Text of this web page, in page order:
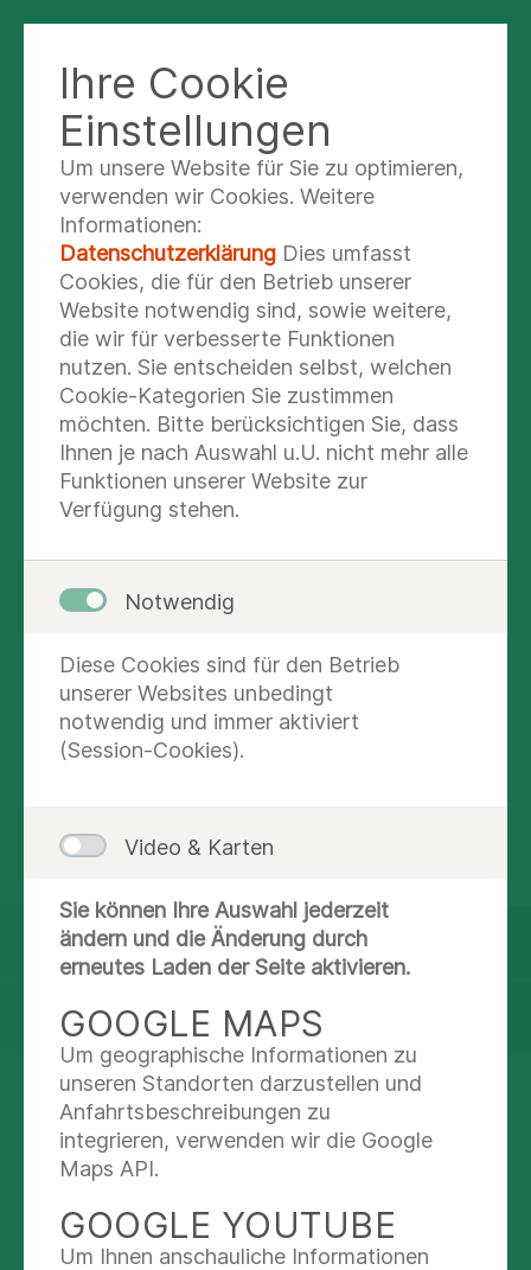
KATHARINA-SCHROTH-KLINIK BAD
SOBERNHEIM
Zuzahlung &
Kostenübernahme
Für die Behandlung in unserer Klinik benötigen
wir einen genehmigten Rehabilitationsantrag der
Deutschen Rentenversicherung oder der
gesetzlichen Krankenversicherung. Sie können
aber auch als Selbstzahler eine entsprechende
Behandlung buchen.
gesetzlich festgeschriebene Zuzahlung von
ist vor Ihrer Abreise an der Rezeption zu
entrichten. Sollten Sie von der Zuzahlung befreit
sein, bitten wir Sie um Vorlage des
Befreiungsausweises.
WEITERFÜHRENDE
INFORMATIONEN
Beantragung Ihrer Reha
Ihre Aufnahme bei uns
SPRECHEN SIE UNS AN
Patientenverwaltung
Ihre Cookie
Einstellungen
Um unsere Website für Sie zu optimieren,
verwenden wir Cookies. Weitere
Informationen:
Datenschutzerklärung Dies umfasst
Cookies, die für den Betrieb unserer
Website notwendig sind, sowie weitere,
die wir für verbesserte Funktionen
nutzen. Sie entscheiden selbst, welchen
Cookie-Kategorien Sie zustimmen
möchten. Bitte berücksichtigen Sie, dass
Ihnen je nach Auswahl u.U. nicht mehr alle
Funktionen unserer Website zur
Verfügung stehen.
Notwendig
Diese Cookies sind für den Betrieb
unserer Websites unbedingt
notwendig und immer aktiviert
(Session-Cookies).
Video & Karten
Sie können Ihre Auswahl jederzeit
ändern und die Änderung durch
erneutes Laden der Seite aktivieren.
GOOGLE MAPS
Um geographische Informationen zu
unseren Standorten darzustellen und
Anfahrtsbeschreibungen zu
integrieren, verwenden wir die Google
Maps API.
GOOGLE YOUTUBE
Um Ihnen anschauliche Informationen